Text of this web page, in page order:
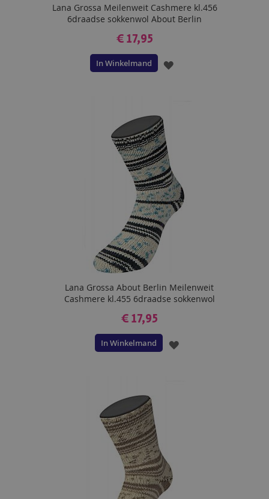
Lana Grossa Meilenweit Cashmere kl.456
6draadse sokkenwol About Berlin
€ 17,95
In Winkelmand
VOEG
Lana Grossa About Berlin Meilenweit
Cashmere kl.455 6draadse sokkenwol
€ 17,95
In Winkelmand
VOEG